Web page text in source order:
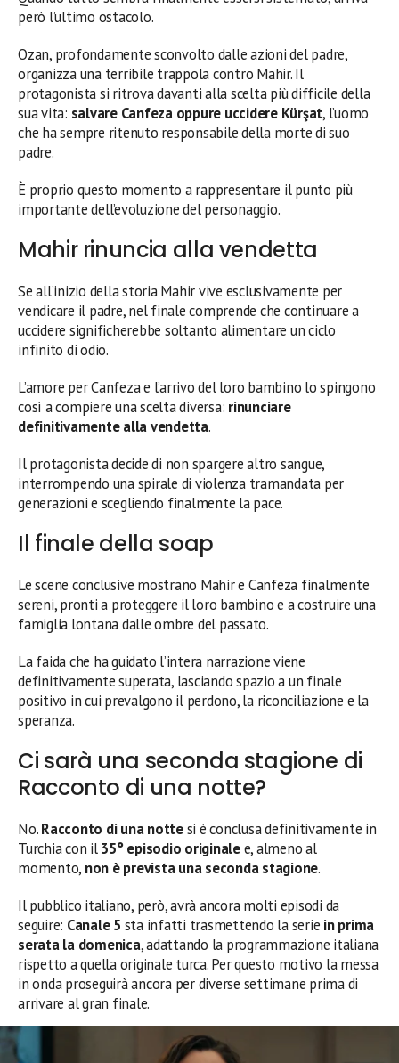
però l’ultimo ostacolo.
Ozan, profondamente sconvolto dalle azioni del padre,
organizza una terribile trappola contro Mahir. Il
protagonista si ritrova davanti alla scelta più difficile della
sua vita: salvare Canfeza oppure uccidere Kürşat, l’uomo
che ha sempre ritenuto responsabile della morte di suo
padre.
È proprio questo momento a rappresentare il punto più
importante dell’evoluzione del personaggio.
Mahir rinuncia alla vendetta
Se all’inizio della storia Mahir vive esclusivamente per
vendicare il padre, nel finale comprende che continuare a
uccidere significherebbe soltanto alimentare un ciclo
infinito di odio.
L’amore per Canfeza e l’arrivo del loro bambino lo spingono
così a compiere una scelta diversa: rinunciare
definitivamente alla vendetta.
Il protagonista decide di non spargere altro sangue,
interrompendo una spirale di violenza tramandata per
generazioni e scegliendo finalmente la pace.
Il finale della soap
Le scene conclusive mostrano Mahir e Canfeza finalmente
sereni, pronti a proteggere il loro bambino e a costruire una
famiglia lontana dalle ombre del passato.
La faida che ha guidato l’intera narrazione viene
definitivamente superata, lasciando spazio a un finale
positivo in cui prevalgono il perdono, la riconciliazione e la
speranza.
Ci sarà una seconda stagione di
Racconto di una notte?
No.Racconto di una nottesi è conclusa definitivamente in
Turchia con il35° episodio originalee, almeno al
momento, non è prevista una seconda stagione.
Il pubblico italiano, però, avrà ancora molti episodi da
seguire: Canale 5 sta infatti trasmettendo la serie in prima
serata la domenica, adattando la programmazione italiana
rispetto a quella originale turca. Per questo motivo la messa
in onda proseguirà ancora per diverse settimane prima di
arrivare al gran finale.